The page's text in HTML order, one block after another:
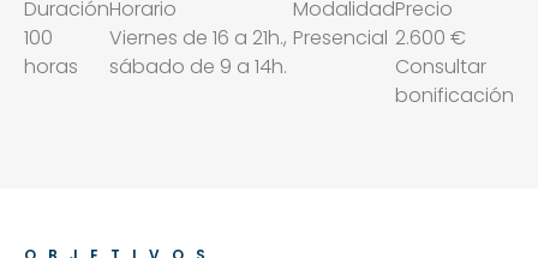
Duración
100
horas
Horario
Viernes de 16 a 21h.,
sábado de 9 a 14h.
Modalidad
Presencial
Precio
2.600 €
Consultar
bonificación